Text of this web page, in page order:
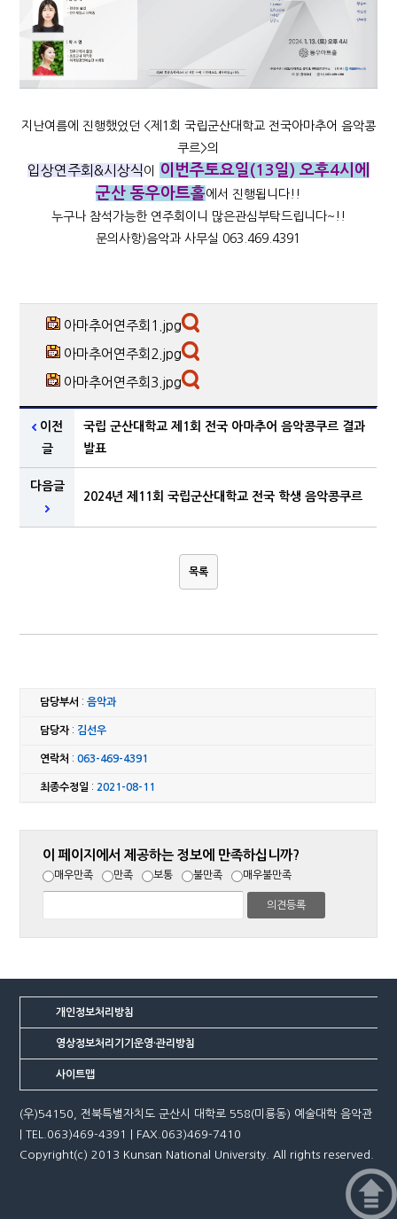
지난여름에 진행했었던 <제1회 국립군산대학교 전국아마추어 음악콩
쿠르>의
입상연주회&시상식 이
이번주토요일(13일) 오후4시에
군산 동우아트홀에서 진행됩니다!!
누구나 참석가능한 연주회이니 많은관심부탁드립니다~!!
문의사항)음악과 사무실 063.469.4391
아마추어연주회1.jpg
아마추어연주회2.jpg
아마추어연주회3.jpg
이전
글
국립 군산대학교 제1회 전국 아마추어 음악콩쿠르 결과
발표
다음글
2024년 제11회 국립군산대학교 전국 학생 음악콩쿠르
목록
담당부서 :음악과
담당자: 김선우
연락처 :063-469-4391
최종수정일 : 2021-08-11
이 페이지에서 제공하는 정보에 만족하십니까?
매우만족 만족 보통 불만족 매우불만족
개인정보처리방침
영상정보처리기기운영·관리방침
사이트맵
(우)54150, 전북특별자치도 군산시 대학로 558(미룡동) 예술대학 음악관
| TEL.063)469-4391 | FAX.063)469-7410
Copyright(c) 2013 Kunsan National University. All rights reserved.